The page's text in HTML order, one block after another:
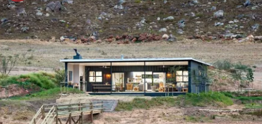
Appartement Design Cabanes
Decoration Noël
Design Suédois En Quelques Photos
Idées Déco En 10 Photos
La Semaine Décoration Et Design
Maison En Ville
Méli-Mélo Suédois
Publi Reportage
Tendance
Interieurs Scandinaves
La Décoration Selon Votre Signe Astrologique
Les Trouvailles Déco Du Jour
Loft